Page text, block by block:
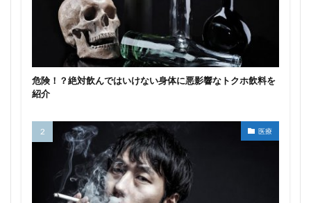
危険！？絶対飲んではいけない身体に悪影響なトクホ飲料を
紹介
医療